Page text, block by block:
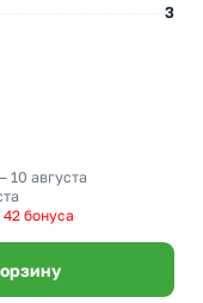
3
10 августа
42 бонуса